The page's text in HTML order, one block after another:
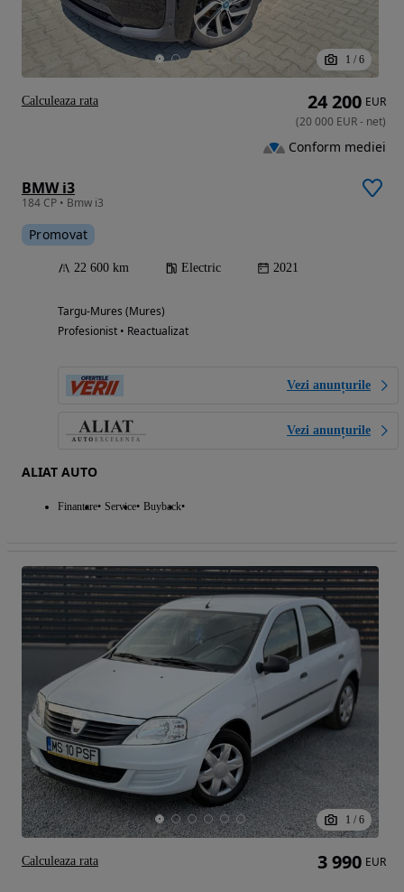
1 / 6
BMW i3
184 CP • Bmw i3
Promovat
22 600 km Electric 2021
Targu-Mures (Mures)
Profesionist • Reactualizat
Vezi anunțurile
Vezi anunțurile
ALIAT AUTO
Finantare Service Buyback
24 200 EUR
(20 000 EUR- net)
Conform mediei
Calculeaza rata
1 / 6
3 990 EUR
Calculeaza rata